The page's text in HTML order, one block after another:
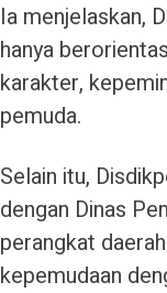
Ia menjelaskan,
hanya
karakter,
pemuda.
Selain itu,
dengan Dinas
perangkat
kepemudaan